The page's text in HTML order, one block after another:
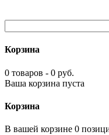
Корзина
0 товаров - 0 руб.
Ваша корзина пуста
Корзина
В вашей корзине 0